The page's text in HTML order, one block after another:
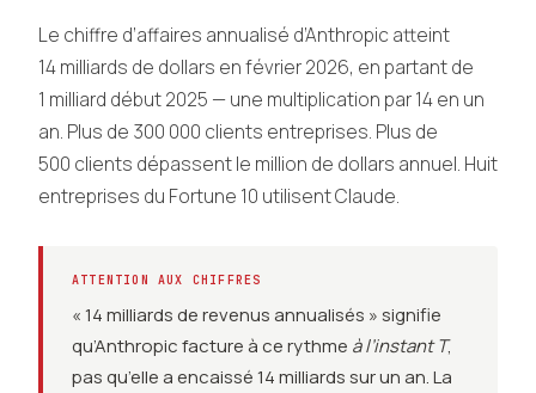
Le chiffre d’affaires annualisé d’Anthropic atteint
14 milliards de dollars en février 2026, en partant de
1 milliard début 2025 — une multiplication par 14 en un
an. Plus de 300 000 clients entreprises. Plus de
500 clients dépassent le million de dollars annuel. Huit
entreprises du Fortune 10 utilisent Claude.
ATTENTION AUX CHIFFRES
« 14 milliards de revenus annualisés » signifie
qu’Anthropic facture à ce rythme à l’instant T,
pas qu’elle a encaissé 14 milliards sur un an. La